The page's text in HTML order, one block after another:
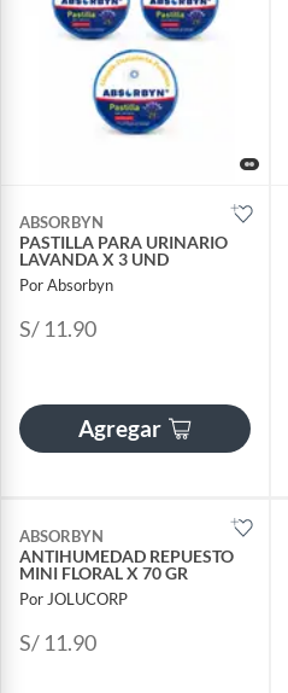
ABSORBYN
PASTILLA PARA URINARIO
LAVANDA X 3 UND
Por Absorbyn
S/ 11.90
Agregar
ABSORBYN
ANTIHUMEDAD REPUESTO
MINI FLORAL X 70 GR
Por JOLUCORP
S/ 11.90